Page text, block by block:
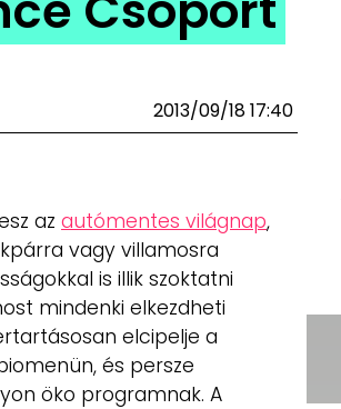
2013/09/18 17:40
az autómentes világnap,
vagy villamosra
is illik szoktatni
mindenki elkezdheti
elcipelje a
és persze
öko programnak. A